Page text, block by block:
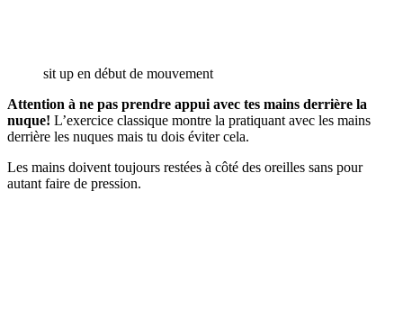
sit up en début de mouvement
Attention à ne pas prendre appui avec tes mains derrière la
nuque! L’exercice classique montre la pratiquant avec les mains
derrière les nuques mais tu dois éviter cela.
Les mains doivent toujours restées à côté des oreilles sans pour
autant faire de pression.